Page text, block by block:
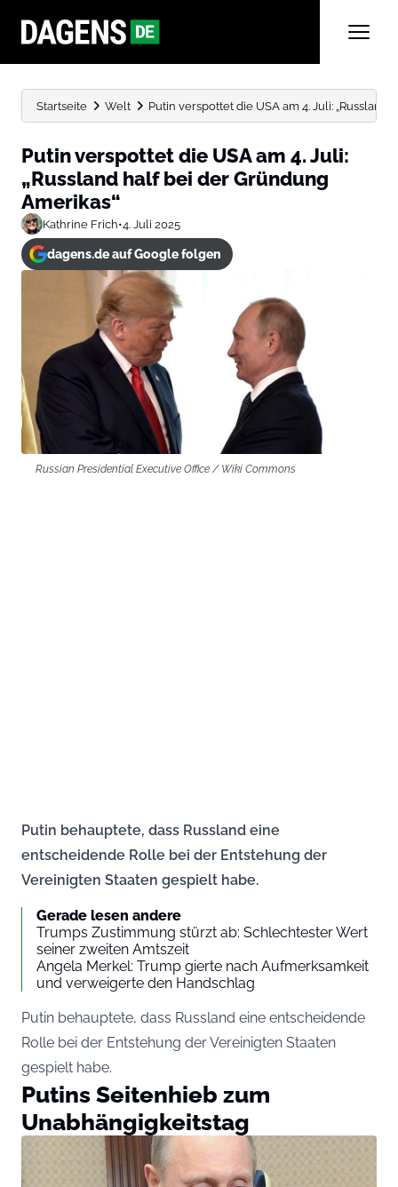
Startseite Welt Putin verspottet die USA am 4. Juli: „Russland
Putin verspottet die USA am 4. Juli:
„Russland half bei der Gründung
Amerikas“
Kathrine Frich•4. Juli 2025
dagens.de auf Google folgen
Russian Presidential Executive Office / Wiki Commons
Putin behauptete, dass Russland eine
entscheidende Rolle bei der Entstehung der
Vereinigten Staaten gespielt habe.
Gerade lesen andere
Trumps Zustimmung stürzt ab: Schlechtester Wert
seiner zweiten Amtszeit
Angela Merkel: Trump gierte nach Aufmerksamkeit
und verweigerte den Handschlag
Putin behauptete, dass Russland eine entscheidende
Rolle bei der Entstehung der Vereinigten Staaten
gespielt habe.
Putins Seitenhieb zum
Unabhängigkeitstag